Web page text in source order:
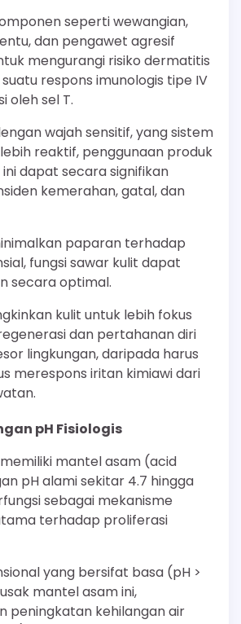
seperti wewangian,
dan pengawet agresif
mengurangi risiko dermatitis
respons imunologis tipe IV
oleh sel T.
wajah sensitif, yang sistem
reaktif, penggunaan produk
dapat secara signifikan
kemerahan, gatal, dan
paparan terhadap
fungsi sawar kulit dapat
secara optimal.
kulit untuk lebih fokus
dan pertahanan diri
lingkungan, daripada harus
merespons iritan kimiawi dari
pH Fisiologis
mantel asam (acid
pH alami sekitar 4.7 hingga
sebagai mekanisme
terhadap proliferasi
yang bersifat basa (pH >
mantel asam ini,
peningkatan kehilangan air